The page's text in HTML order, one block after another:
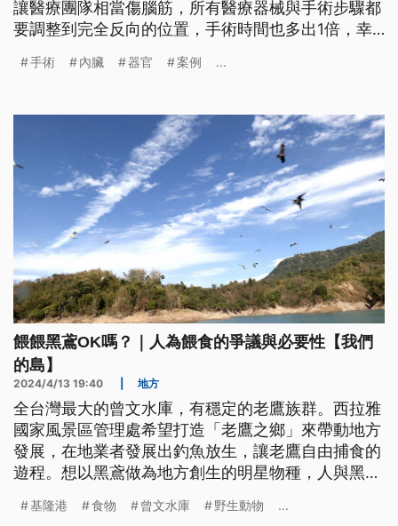
讓醫療團隊相當傷腦筋，所有醫療器械與手術步驟都
要調整到完全反向的位置，手術時間也多出1倍，幸
例。
手術 內臟 器官 案例 ...
餵餵黑鳶OK嗎？｜人為餵食的爭議與必要性【我們
的島】
2024/4/13 19:40 地方
全台灣最大的曾文水庫，有穩定的老鷹族群。西拉雅
國家風景區管理處希望打造「老鷹之鄉」來帶動地方
發展，在地業者發展出釣魚放生，讓老鷹自由捕食的
遊程。想以黑鳶做為地方創生的明星物種，人與黑鳶
取得平衡嗎？
基隆港 食物 曾文水庫 野生動物 ...